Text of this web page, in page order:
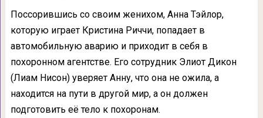
Поссорившись со своим женихом, Анна Тэйлор,
которую играет Кристина Риччи, попадает в
автомобильную аварию и приходит в себя в
похоронном агентстве. Его сотрудник Элиот Дикон
(Лиам Нисон) уверяет Анну, что она не ожила, а
находится на пути в другой мир, а он должен
подготовить её тело к похоронам.